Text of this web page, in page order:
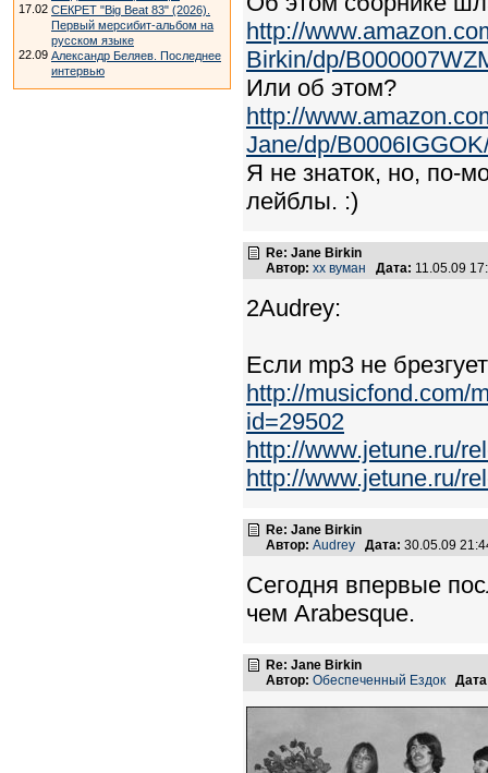
17.02 СЕКРЕТ "Big Beat 83" (2026).
Первый мерсибит-альбом на
русском языке
22.09 Александр Беляев. Последнее
интервью
http://
Birkin/dp/
Или об этом?
http://
Jane/dp/
Я не знаток, но, по-
лейблы. :)
Re: Jane Birkin
Автор: хх вуман Дата: 11.05.09
2Audrey:
Если mp3 не
http://musicfond.com/
id=29502
http://www.jetune.ru/
http://www.jetune.ru/
Re: Jane Birkin
Автор: Audrey Дата: 30.05.09
Сегодня впервые
чем Arabesque.
Re: Jane Birkin
Автор: Обеспеченный Ездок